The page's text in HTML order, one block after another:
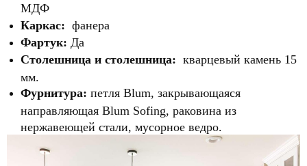
МДФ
Каркас: фанера
Фартук: Да
Столешница и столешница: кварцевый камень 15
мм.
Фурнитура: петля Blum, закрывающаяся
направляющая Blum Sofing, раковина из
нержавеющей стали, мусорное ведро.